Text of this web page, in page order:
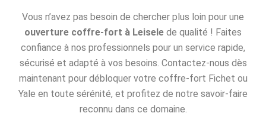
Vous n’avez pas besoin de chercher plus loin pour une
ouverture coffre-fort à Leisele de qualité ! Faites
confiance à nos professionnels pour un service rapide,
sécurisé et adapté à vos besoins. Contactez-nous dès
maintenant pour débloquer votre coffre-fort Fichet ou
Yale en toute sérénité, et profitez de notre savoir-faire
reconnu dans ce domaine.